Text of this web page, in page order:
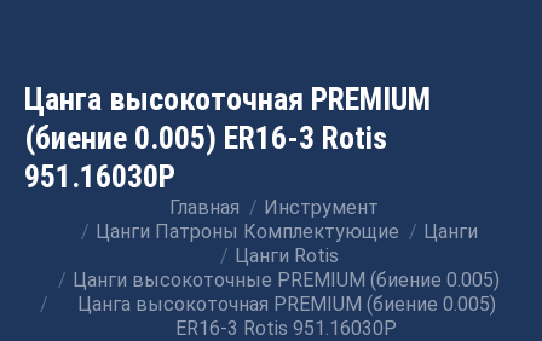
Цанга высокоточная PREMIUM
(биение 0.005) ER16-3 Rotis
951.16030P
Главная
Инструмент
Цанги Патроны Комплектующие
Цанги
Цанги Rotis
Цанги высокоточные PREMIUM (биение 0.005)
Цанга высокоточная PREMIUM (биение 0.005)
ER16-3 Rotis 951.16030P